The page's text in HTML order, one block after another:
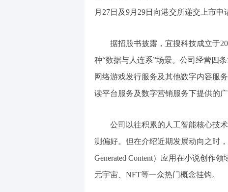
月27日及9月29日向港交所递交上市申
据招股书披露，宜搜科技成立于
种“数据与人连系”场景。公司经营四
网络游戏发行服务及其他数字内容服
读平台服务及数字营销服务下提供的广
公司以往积累的人工智能核心技
测偏好。但在介绍近期发展动向之时
Generated Content）应用在小说创作
元宇宙、NFT等一众热门概念挂钩。